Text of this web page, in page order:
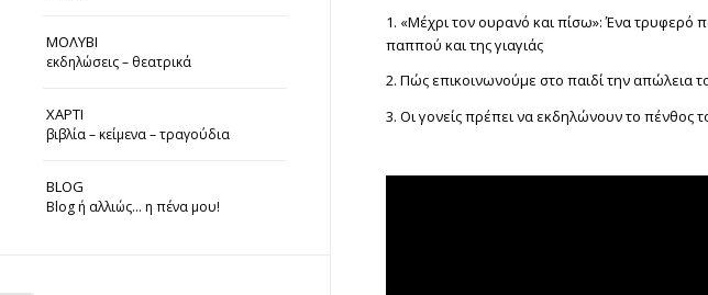
ΜΟΛΥΒΙ
εκδηλώσεις – θεατρικά
ΧΑΡΤΙ
βιβλία – κείμενα – τραγούδια
BLOG
Blog ή αλλιώς… η πένα μου!
1. «Μέχρι τον ουρανό και πίσω»: Ένα τρυφερό
παππού και της γιαγιάς
2. Πώς επικοινωνούμε στο παιδί την απώλεια
3. Οι γονείς πρέπει να εκδηλώνουν το πένθος